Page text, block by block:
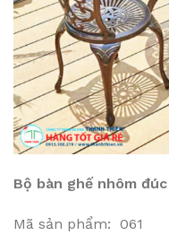
Bộ bàn ghế nhôm đúc
Mã sản phẩm: 061